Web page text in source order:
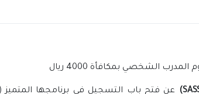
الشخصي بمكافأة 4000 ريال
عن فتح باب التسجيل في برنامجها